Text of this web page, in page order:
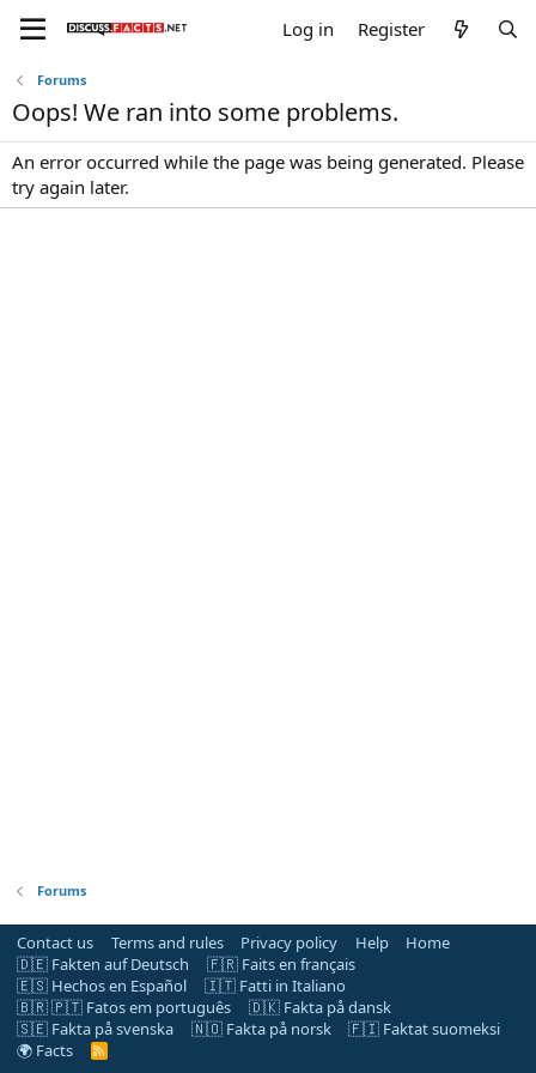
Log in Register
Forums
Oops! We ran into some problems.
An error occurred while the page was being generated. Please
try again later.
Forums
Contact us Terms and rules Privacy policy Help
Home
🇩🇪 Fakten auf Deutsch
🇫🇷 Faits en français
🇪🇸 Hechos en Español
🇮🇹 Fatti in Italiano
🇧🇷 🇵🇹 Fatos em português
🇩🇰 Fakta på dansk
🇸🇪 Fakta på svenska
🇳🇴 Fakta på norsk
🇫🇮 Faktat suomeksi
🌍 Facts
R